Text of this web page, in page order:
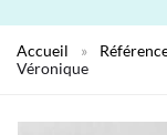
Accueil »
Véronique